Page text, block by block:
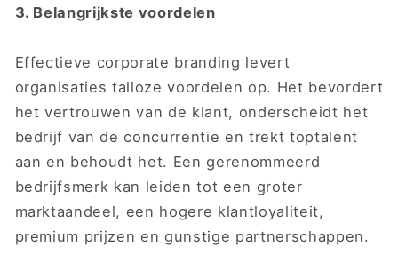
3. Belangrijkste voordelen
Effectieve corporate branding levert
organisaties talloze voordelen op. Het bevordert
het vertrouwen van de klant, onderscheidt het
bedrijf van de concurrentie en trekt toptalent
aan en behoudt het. Een gerenommeerd
bedrijfsmerk kan leiden tot een groter
marktaandeel, een hogere klantloyaliteit,
premium prijzen en gunstige partnerschappen.